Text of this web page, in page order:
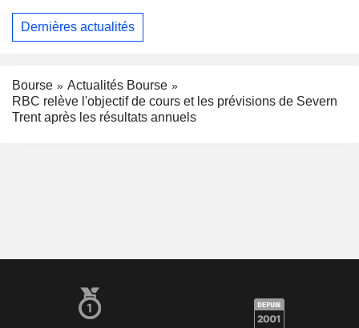
Dernières actualités
Bourse
Actualités Bourse
RBC relève l'objectif de cours et les prévisions de Severn
Trent après les résultats annuels